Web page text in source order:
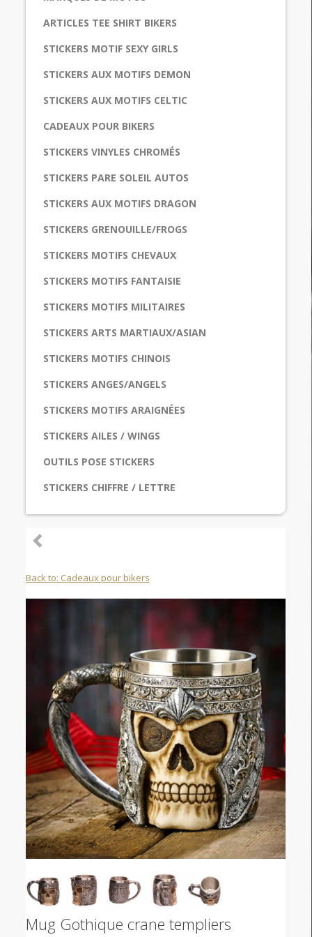
ARTICLES TEE SHIRT BIKERS
STICKERS MOTIF SEXY GIRLS
STICKERS AUX MOTIFS DEMON
STICKERS AUX MOTIFS CELTIC
CADEAUX POUR BIKERS
STICKERS VINYLES CHROMÉS
STICKERS PARE SOLEIL AUTOS
STICKERS AUX MOTIFS DRAGON
STICKERS GRENOUILLE/FROGS
STICKERS MOTIFS CHEVAUX
STICKERS MOTIFS FANTAISIE
STICKERS MOTIFS MILITAIRES
STICKERS ARTS MARTIAUX/ASIAN
STICKERS MOTIFS CHINOIS
STICKERS ANGES/ANGELS
STICKERS MOTIFS ARAIGNÉES
STICKERS AILES / WINGS
OUTILS POSE STICKERS
STICKERS CHIFFRE / LETTRE
Back to: Cadeaux pour bikers
Mug Gothique crane templiers